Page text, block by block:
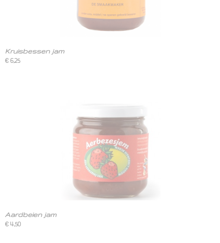
Kruisbessen jam
€ 6,25
Aardbeien jam
€ 4,50